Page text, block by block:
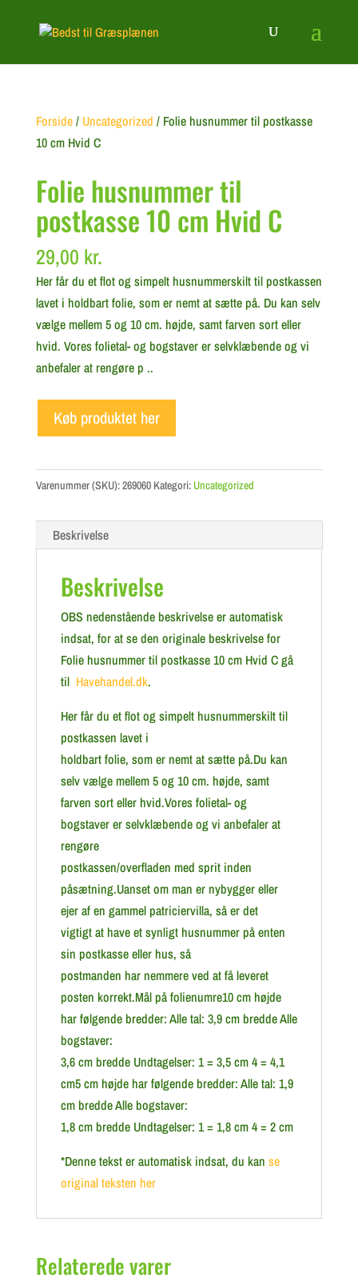
Forside/ Uncategorized / Folie husnummer til postkasse
10 cm Hvid C
Folie husnummer til
postkasse 10 cm Hvid C
29,00 kr.
Her får du et flot og simpelt husnummerskilt til postkassen
lavet i holdbart folie, som er nemt at sætte på. Du kan selv
vælge mellem 5 og 10 cm. højde, samt farven sort eller
hvid. Vores folietal- og bogstaver er selvklæbende og vi
anbefaler at rengøre p ..
Køb produktet her
Varenummer (SKU):269060 Kategori: Uncategorized
Beskrivelse
Beskrivelse
OBS nedenstående beskrivelse er automatisk
indsat, for at se den originale beskrivelse for
Folie husnummer til postkasse 10 cm Hvid C gå
til Havehandel.dk.
Her får du et flot og simpelt husnummerskilt til
postkassen lavet i
holdbart folie, som er nemt at sætte på.Du kan
selv vælge mellem 5 og 10 cm. højde, samt
farven sort eller hvid.Vores folietal- og
bogstaver er selvklæbende og vi anbefaler at
rengøre
postkassen/overfladen med sprit inden
påsætning.Uanset om man er nybygger eller
ejer af en gammel patriciervilla, så er det
vigtigt at have et synligt husnummer på enten
sin postkasse eller hus, så
postmanden har nemmere ved at få leveret
posten korrekt.Mål på folienumre10 cm højde
har følgende bredder: Alle tal: 3,9 cm bredde Alle
bogstaver:
3,6 cm bredde Undtagelser: 1 = 3,5 cm 4 = 4,1
cm5 cm højde har følgende bredder: Alle tal: 1,9
cm bredde Alle bogstaver:
1,8 cm bredde Undtagelser: 1 = 1,8 cm 4 = 2 cm
*Denne tekst er automatisk indsat, du kan se
original teksten her
Relaterede varer